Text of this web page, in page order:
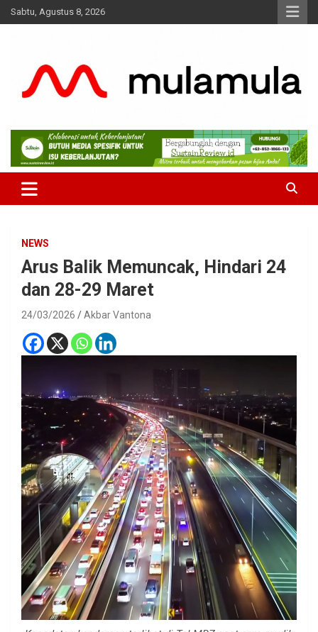
Skip
to
Sabtu, Agustus 8, 2026
MulaMula
Medianya para Gen Z
NEWS
Arus Balik Memuncak, Hindari 24
dan 28-29 Maret
24/03/2026 Akbar Vantona